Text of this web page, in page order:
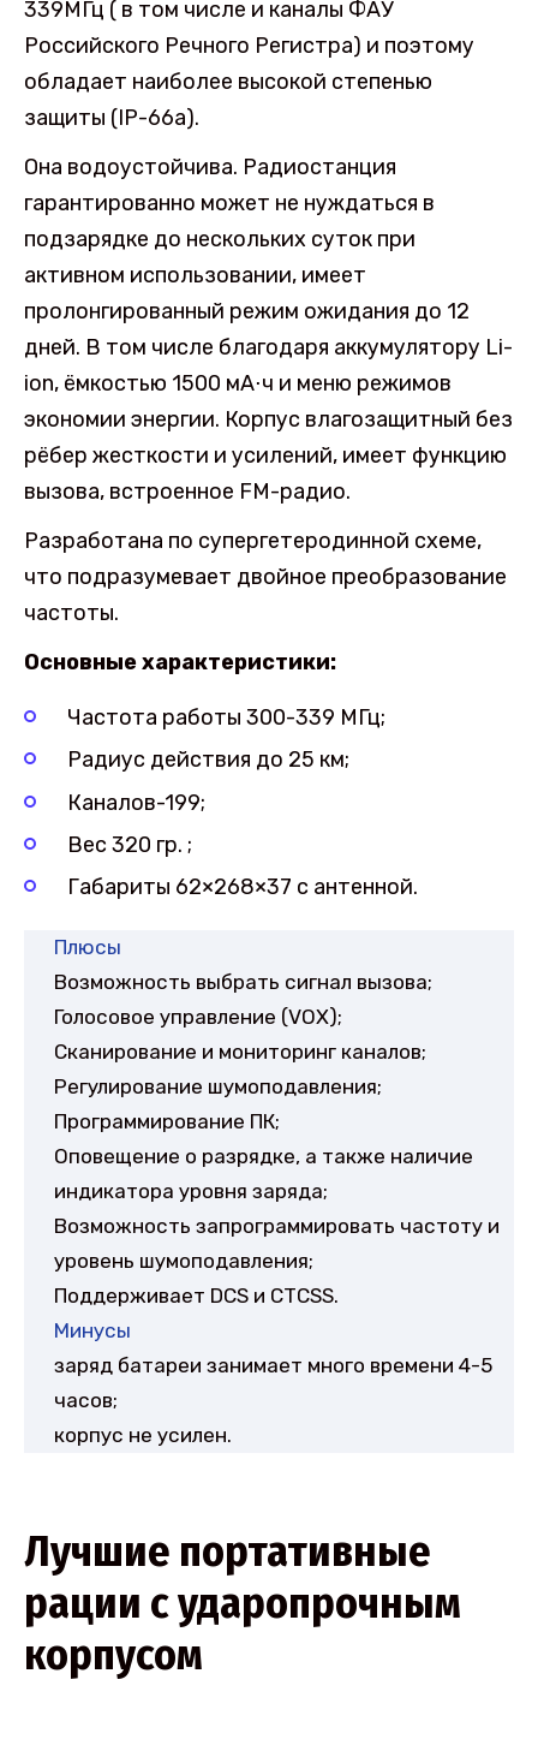
339МГц ( в том числе и каналы ФАУ
Российского Речного Регистра) и поэтому
обладает наиболее высокой степенью
защиты (IP-66а).
Она водоустойчива. Радиостанция
гарантированно может не нуждаться в
подзарядке до нескольких суток при
активном использовании, имеет
пролонгированный режим ожидания до 12
дней. В том числе благодаря аккумулятору Li-
ion, ёмкостью 1500 мА⋅ч и меню режимов
экономии энергии. Корпус влагозащитный без
рёбер жесткости и усилений, имеет функцию
вызова, встроенное FM-радио.
Разработана по супергетеродинной схеме,
что подразумевает двойное преобразование
частоты.
Основные характеристики:
Частота работы 300-339 МГц;
Радиус действия до 25 км;
Каналов-199;
Вес 320 гр. ;
Габариты 62×268×37 с антенной.
Плюсы
Возможность выбрать сигнал вызова;
Голосовое управление (VOX);
Сканирование и мониторинг каналов;
Регулирование шумоподавления;
Программирование ПК;
Оповещение о разрядке, а также наличие
индикатора уровня заряда;
Возможность запрограммировать частоту и
уровень шумоподавления;
Поддерживает DCS и CTCSS.
Минусы
заряд батареи занимает много времени 4-5
часов;
корпус не усилен.
Лучшие портативные
рации с ударопрочным
корпусом